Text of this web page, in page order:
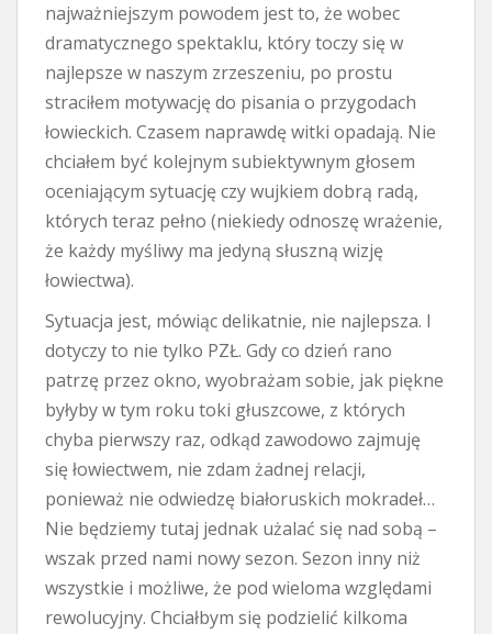
najważniejszym powodem jest to, że wobec
dramatycznego spektaklu, który toczy się w
najlepsze w naszym zrzeszeniu, po prostu
straciłem motywację do pisania o przygodach
łowieckich. Czasem naprawdę witki opadają. Nie
chciałem być kolejnym subiektywnym głosem
oceniającym sytuację czy wujkiem dobrą radą,
których teraz pełno (niekiedy odnoszę wrażenie,
że każdy myśliwy ma jedyną słuszną wizję
łowiectwa).
Sytuacja jest, mówiąc delikatnie, nie najlepsza. I
dotyczy to nie tylko PZŁ. Gdy co dzień rano
patrzę przez okno, wyobrażam sobie, jak piękne
byłyby w tym roku toki głuszcowe, z których
chyba pierwszy raz, odkąd zawodowo zajmuję
się łowiectwem, nie zdam żadnej relacji,
ponieważ nie odwiedzę białoruskich mokradeł…
Nie będziemy tutaj jednak użalać się nad sobą –
wszak przed nami nowy sezon. Sezon inny niż
wszystkie i możliwe, że pod wieloma względami
rewolucyjny. Chciałbym się podzielić kilkoma